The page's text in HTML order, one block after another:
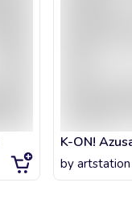
by artstation